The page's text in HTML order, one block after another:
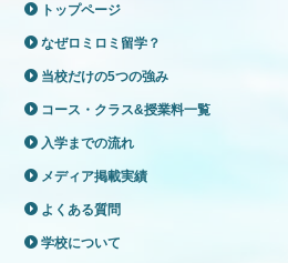
トップページ
なぜロミロミ留学？
当校だけの5つの強み
コース・クラス&授業料一覧
入学までの流れ
メディア掲載実績
よくある質問
学校について